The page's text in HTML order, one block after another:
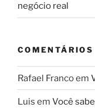
negócio real
COMENTÁRIOS
Rafael Francoem
Luis em Você